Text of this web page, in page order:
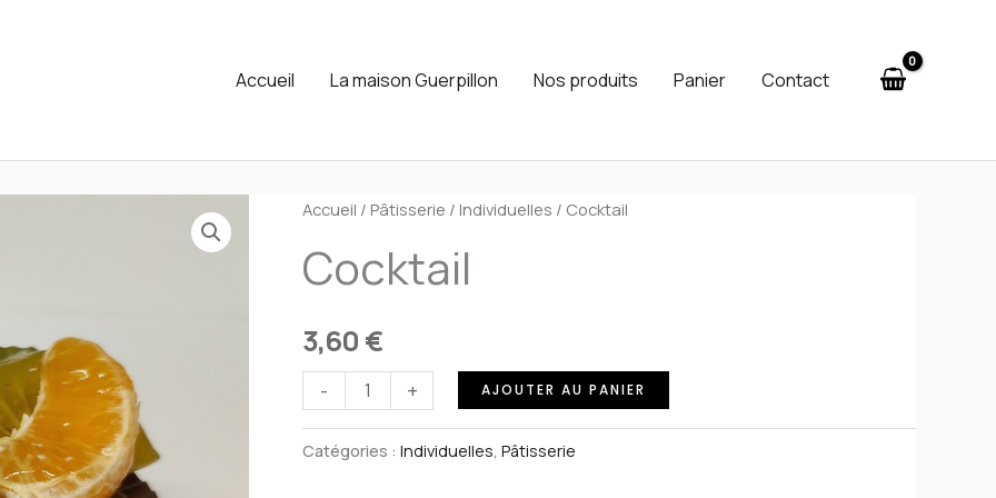
Accueil La maison Guerpillon Nos produits Panier Contact
Accueil / Pâtisserie / Individuelles / Cocktail
Cocktail
3,60 €
-
quantité
de
Cocktail
+ AJOUTER AU PANIER
Catégories : Individuelles, Pâtisserie